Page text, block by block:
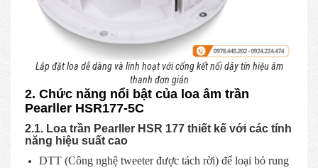
Lắp đặt loa dễ dàng và linh hoạt với cổng kết nối dây tín hiệu âm
thanh đơn giản
2. Chức năng nổi bật của loa âm trần
Pearller HSR177-5C
2.1. Loa trần Pearller HSR 177 thiết kế với các tính
năng hiệu suất cao
DTT (Công nghệ tweeter được tách rời) để loại bỏ rung